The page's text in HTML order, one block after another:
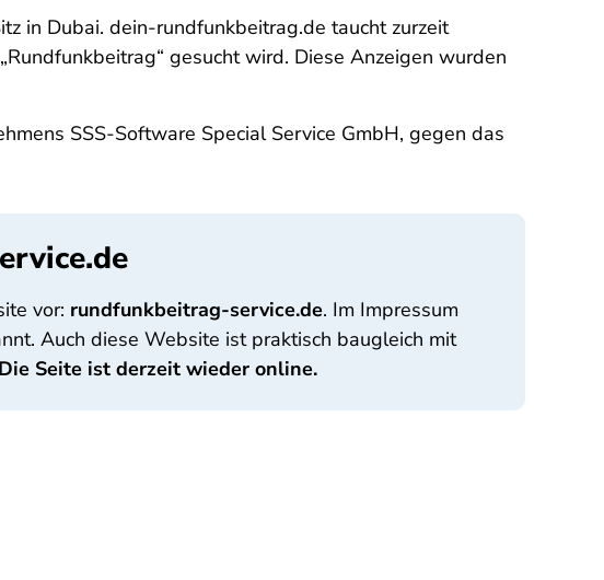
in Dubai. dein-rundfunkbeitrag.de taucht zurzeit
gesucht wird. Diese Anzeigen wurden
SSS-Software Special Service GmbH, gegen das
vor: rundfunkbeitrag-service.de. Im Impressum
Auch diese Website ist praktisch baugleich mit
Seite ist derzeit wieder online.